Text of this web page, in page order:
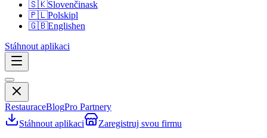
🇸🇰Slovenčinask
🇵🇱Polskipl
🇬🇧Englishen
Stáhnout aplikaci
RestauraceBlogPro Partnery
Stáhnout aplikaci
Zaregistruj svou firmu